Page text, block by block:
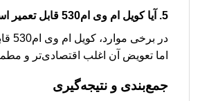
5. آیا کویل ام وی ام530 قابل تعمیر است؟
در
اما تعویض آن اغلب اقتصادی‌تر و
جمع‌بندی و نتیجه‌گیری